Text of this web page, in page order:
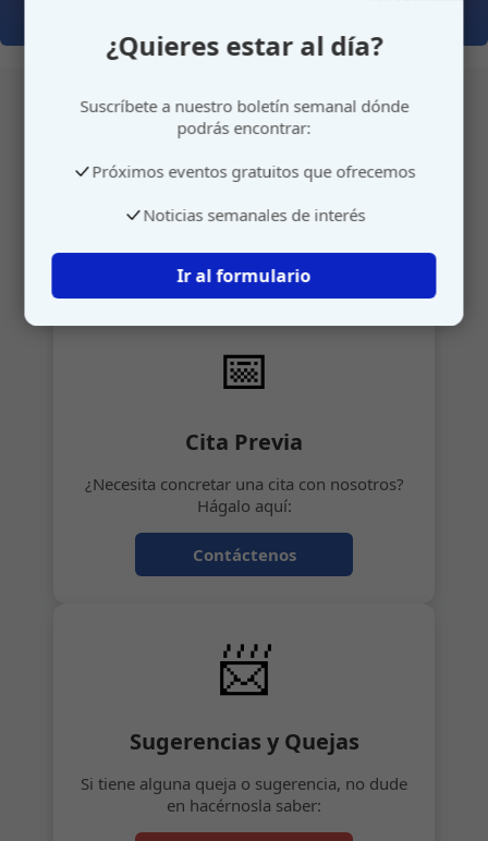
Atención personalizada
Gestione su cita o envíenos sus sugerencias de
📅
Cita Previa
¿Necesita concretar una cita con nosotros?
Hágalo aquí:
Contáctenos
📨
Sugerencias y Quejas
Si tiene alguna queja o sugerencia, no dude
en hacérnosla saber:
¿Quieres estar al día?
Suscríbete a nuestro boletín semanal dónde
podrás encontrar:
Próximos eventos gratuitos que ofrecemos
Noticias semanales de interés
Ir al formulario